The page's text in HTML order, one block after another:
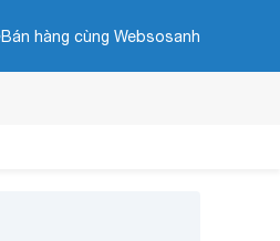
Bán hàng cùng Websosanh